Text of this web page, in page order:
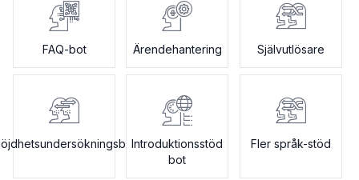
FAQ-bot Ärendehantering Självutlösare
Introduktionsstöd
bot
Fler språk-stöd